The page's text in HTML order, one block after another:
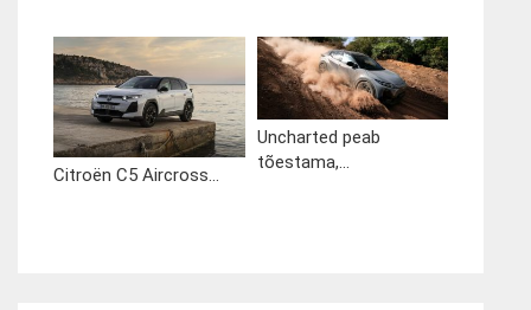
Citroën C5 Aircross...
Uncharted peab
tõestama,...